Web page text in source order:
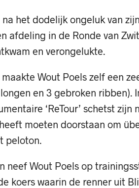
na het dodelijk ongeluk van
afdeling in de Ronde van
en verongelukte.
Wout Poels zelf een
en 3 gebroken ribben).
‘ReTour’ schetst
moeten doorstaan om
peloton.
neef Wout Poels op
koers waarin de renner uit